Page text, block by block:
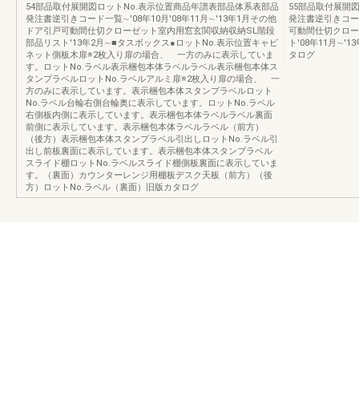
54部品取付展開図ロットNo.表示位置商品年譜表部品体系表部品
発注書逆引きコード一覧∼'08年10月'08年11月∼'13年1月その他
ドア引戸可動間仕切クローゼット室内用窓玄関収納収納SL階段
部品リスト'13年2月∼■タスボックス●ロットNo.表示位置キャビ
ネット側板木扉※2枚入り扉の場合、 一方のみに表示していま
す。ロットNo.ラベル表示梱包本体ラベルラベル表示梱包本体ス
タンプラベルロットNo.ラベルアルミ扉※2枚入り扉の場合、 一
方のみに表示しています。表示梱包本体スタンプラベルロット
No.ラベル台輪右側台輪奥に表示しています。ロットNo.ラベル
右側板内側に表示しています。表示梱包本体ラベルラベル裏面
前側に表示しています。表示梱包本体ラベルラベル（前方）
（後方）表示梱包本体スタンプラベル引出しロットNo.ラベル引
出し前板裏面に表示しています。表示梱包本体スタンプラベル
スライド棚ロットNo.ラベルスライド棚側板裏面に表示していま
す。（裏面）カウンターレンジ用棚板デスク天板（前方）（後
方）ロットNo.ラベル（裏面）旧版カタログ
55部品取付展開
発注書逆引きコ
可動間仕切クロ
ト'08年11月
タログ